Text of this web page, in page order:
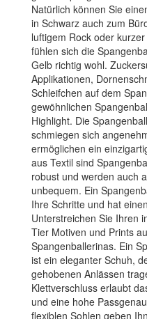
Natürlich können Sie
in Schwarz auch zum
luftigem Rock oder
fühlen sich die
Gelb richtig wohl.
Applikationen,
Schleifchen auf dem
gewöhnlichen
Highlight. Die
schmiegen sich
ermöglichen ein
aus Textil sind
robust und werden auch
unbequem. Ein
Ihre Schritte und hat
Unterstreichen Sie Ihren
Tier Motiven und Prints
Spangenballerinas. Ein
ist ein eleganter Schuh,
gehobenen Anlässen
Klettverschluss erlaubt
und eine hohe
flexiblen Sohlen geben